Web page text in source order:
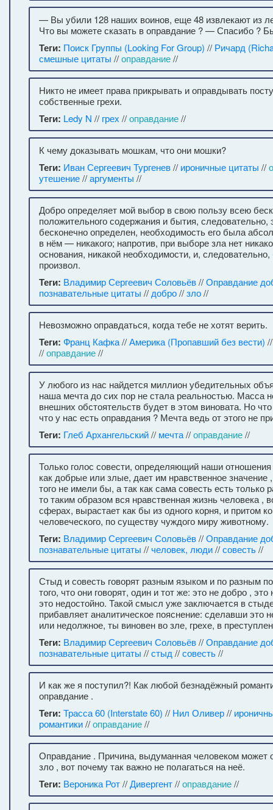
— Вы убили 128 наших воинов, еще 48 извлекают из
Что вы можете сказать в оправдание ? — Спасибо ?
Теги: Поиск Группы (Looking For Group) // Ричард
смешные цитаты //оправдание//
Никто не имеет права прикрывать и оправдывать
собственные грехи.
Теги: Ledy N // грех //оправдание//
К чему доказывать мошкам, что они мошки?
Теги: Иван Сергеевич Тургенев// ироничные цитаты //
утешение//аргументы //
Добро определяет мой выбор в свою пользу всею
положительного содержания и бытия, следовательно,
бесконечно определен, необходимость его была
в нём — никакого; напротив, при выборе зла нет
основания, никакой необходимости, и,
произвол.
Теги: Владимир Сергеевич Соловьёв//Оправдание
познавательные цитаты // добро//зло//
Невозможно оправдаться, когда тебе не хотят верить.
Теги: Франц Кафка//Америка (Пропавший без вести)
//оправдание//
У любого из нас найдется миллион убедительных
наша мечта до сих пор не стала реальностью. Масса
внешних обстоятельств будет в этом виновата. Но
что у нас есть оправдания ? Мечта ведь от этого не
Теги: Глеб Архангельский// мечта//оправдание//
Только голос совести, определяющий наши
как добрые или злые, дает им нравственное значение
того не имели бы, а так как сама совесть есть только
то таким образом вся нравственная жизнь человека ,
сферах, вырастает как бы из одного корня, и притом
человеческого, по существу чуждого миру животному.
Теги: Владимир Сергеевич Соловьёв//Оправдание
познавательные цитаты //человек, люди//совесть//
Стыд и совесть говорят разным языком и по разным
того, что они говорят, один и тот же: это не добро ,
это недостойно. Такой смысл уже заключается в
прибавляет аналитическое пояснение: сделавши это
или недолжное, ты виновен во зле, грехе, в
Теги: Владимир Сергеевич Соловьёв//Оправдание
познавательные цитаты //стыд //совесть//
И как же я поступил?! Как любой безнадёжный
оправдание .
Теги: Трасса 60 (Interstate 60) // Нил Оливер//
романтики//оправдание//
Оправдание . Причина, выдуманная человеком может
зло , вот почему так важно не полагаться на неё.
Теги: Вероника Рот//Дивергент//оправдание//